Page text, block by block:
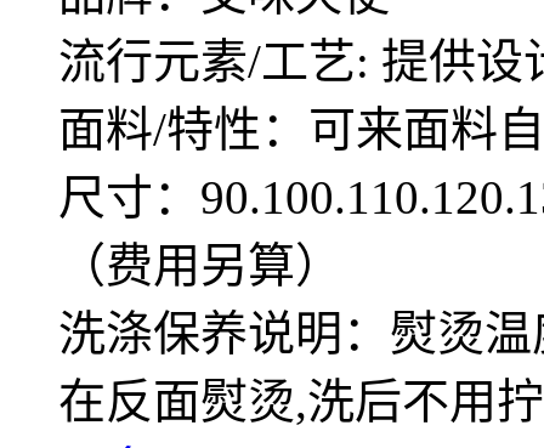
流行元素/工艺: 提供设
面料/特性：可来面料
尺寸：
（费用另算）
洗涤保养说明：熨烫
在反面熨烫,洗后不用